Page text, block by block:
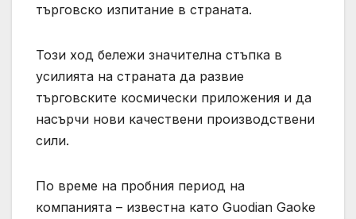
търговско изпитание в страната.
Този ход бележи значителна стъпка в
усилията на страната да развие
търговските космически приложения и да
насърчи нови качествени производствени
сили.
По време на пробния период на
компанията – известна като Guodian Gaoke